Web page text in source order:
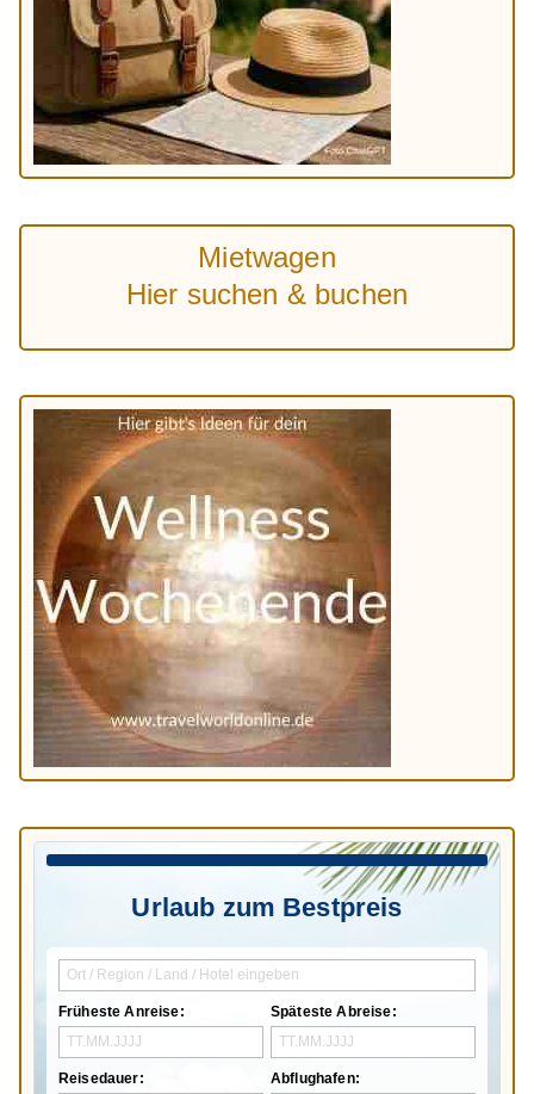
Mietwagen
Hier suchen & buchen
Urlaub zum Bestpreis
Früheste Anreise:
Reisedauer:
Späteste Abreise:
Abflughafen: